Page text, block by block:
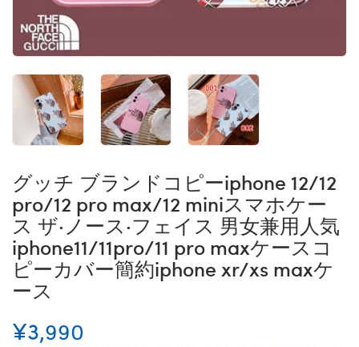
グッチ ブランドコピーiphone 12/12
pro/12 pro max/12 miniスマホケー
ス ザ·ノース·フェイス 男女兼用人気
iphone11/11pro/11 pro maxケースコ
ピーカバー簡約iphone xr/xs maxケ
ース
¥3,990